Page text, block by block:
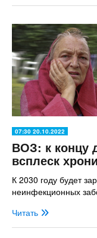
07:30 20.10.2022
ВОЗ: к концу
всплеск
К 2030 году будет
неинфекционных
Читать